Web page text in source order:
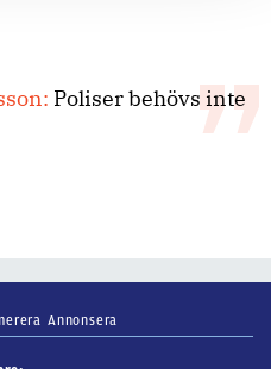
Poliser behövs inte
Annonsera